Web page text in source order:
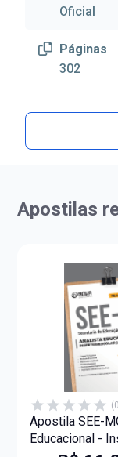
Oficial
Páginas
302
Apostilas
Apostila SEE-
Educacional -